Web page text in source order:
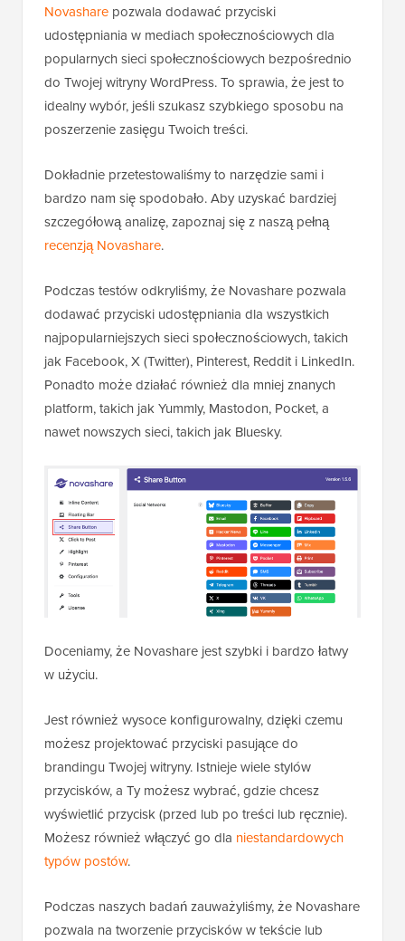
Novashare pozwala dodawać przyciski
udostępniania w mediach społecznościowych dla
popularnych sieci społecznościowych bezpośrednio
do Twojej witryny WordPress. To sprawia, że jest to
idealny wybór, jeśli szukasz szybkiego sposobu na
poszerzenie zasięgu Twoich treści.
Dokładnie przetestowaliśmy to narzędzie sami i
bardzo nam się spodobało. Aby uzyskać bardziej
szczegółową analizę, zapoznaj się z naszą pełną
recenzją Novashare.
Podczas testów odkryliśmy, że Novashare pozwala
dodawać przyciski udostępniania dla wszystkich
najpopularniejszych sieci społecznościowych, takich
jak Facebook, X (Twitter), Pinterest, Reddit i LinkedIn.
Ponadto może działać również dla mniej znanych
platform, takich jak Yummly, Mastodon, Pocket, a
nawet nowszych sieci, takich jak Bluesky.
Doceniamy, że Novashare jest szybki i bardzo łatwy
w użyciu.
Jest również wysoce konfigurowalny, dzięki czemu
możesz projektować przyciski pasujące do
brandingu Twojej witryny. Istnieje wiele stylów
przycisków, a Ty możesz wybrać, gdzie chcesz
wyświetlić przycisk (przed lub po treści lub ręcznie).
Możesz również włączyć go dla niestandardowych
typów postów.
Podczas naszych badań zauważyliśmy, że Novashare
pozwala na tworzenie przycisków w tekście lub